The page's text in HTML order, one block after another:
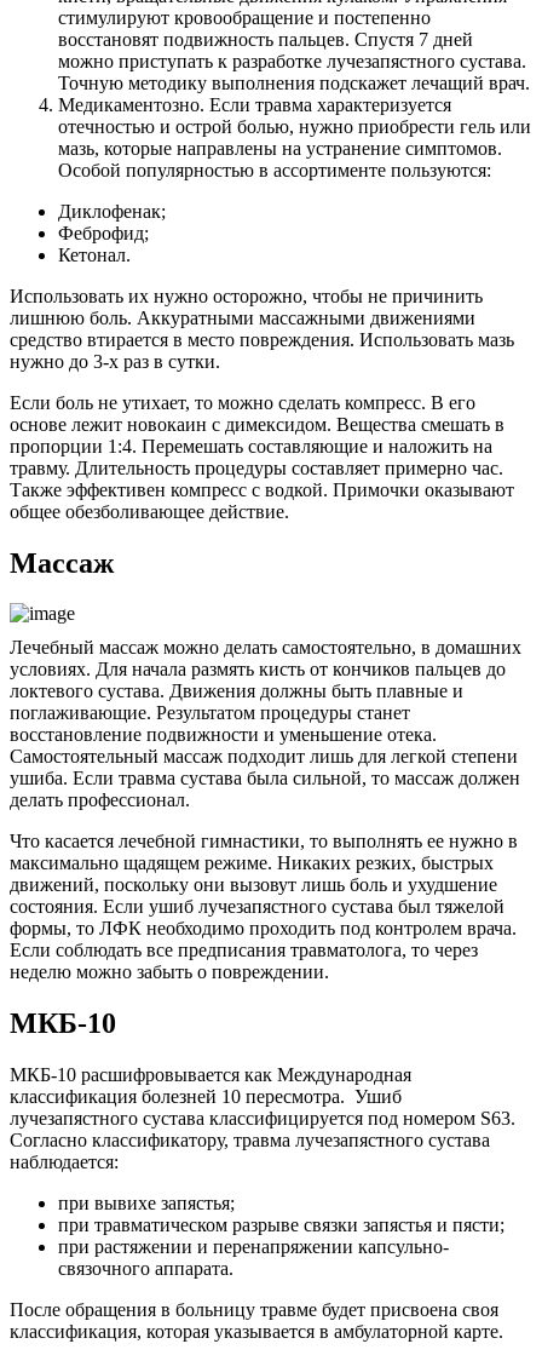
стимулируют кровообращение и постепенно
восстановят подвижность пальцев. Спустя 7 дней
можно приступать к разработке лучезапястного сустава.
Точную методику выполнения подскажет лечащий врач.
Медикаментозно. Если травма характеризуется
отечностью и острой болью, нужно приобрести гель или
мазь, которые направлены на устранение симптомов.
Особой популярностью в ассортименте пользуются:
Диклофенак;
Феброфид;
Кетонал.
Использовать их нужно осторожно, чтобы не причинить
лишнюю боль. Аккуратными массажными движениями
средство втирается в место повреждения. Использовать мазь
нужно до 3-х раз в сутки.
Если боль не утихает, то можно сделать компресс. В его
основе лежит новокаин с димексидом. Вещества смешать в
пропорции 1:4. Перемешать составляющие и наложить на
травму. Длительность процедуры составляет примерно час.
Также эффективен компресс с водкой. Примочки оказывают
общее обезболивающее действие.
Массаж
Лечебный массаж можно делать самостоятельно, в домашних
условиях. Для начала размять кисть от кончиков пальцев до
локтевого сустава. Движения должны быть плавные и
поглаживающие. Результатом процедуры станет
восстановление подвижности и уменьшение отека.
Самостоятельный массаж подходит лишь для легкой степени
ушиба. Если травма сустава была сильной, то массаж должен
делать профессионал.
Что касается лечебной гимнастики, то выполнять ее нужно в
максимально щадящем режиме. Никаких резких, быстрых
движений, поскольку они вызовут лишь боль и ухудшение
состояния. Если ушиб лучезапястного сустава был тяжелой
формы, то ЛФК необходимо проходить под контролем врача.
Если соблюдать все предписания травматолога, то через
неделю можно забыть о повреждении.
МКБ-10
МКБ-10 расшифровывается как Международная
классификация болезней 10 пересмотра. Ушиб
лучезапястного сустава классифицируется под номером S63.
Согласно классификатору, травма лучезапястного сустава
наблюдается:
при вывихе запястья;
при травматическом разрыве связки запястья и пясти;
при растяжении и перенапряжении капсульно-
связочного аппарата.
После обращения в больницу травме будет присвоена своя
классификация, которая указывается в амбулаторной карте.